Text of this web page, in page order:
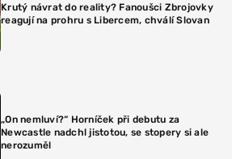
Krutý návrat do reality? Fanoušci Zbrojovky
reagují na prohru s Libercem, chválí Slovan
„On nemluví?“ Horníček při debutu za
Newcastle nadchl jistotou, se stopery si ale
nerozuměl